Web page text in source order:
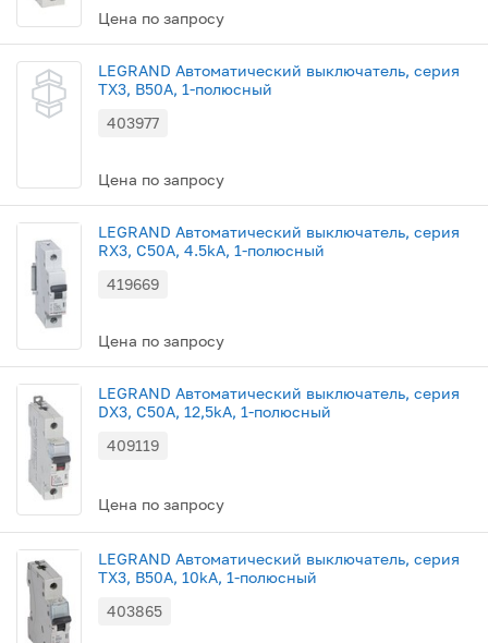
Цена по запросу
LEGRAND Автоматический выключатель, серия
TX3, B50A, 1-полюсный
403977
Цена по запросу
LEGRAND Автоматический выключатель, серия
RX3, С50A, 4.5kA, 1-полюсный
419669
Цена по запросу
LEGRAND Автоматический выключатель, серия
DX3, С50A, 12,5kA, 1-полюсный
409119
Цена по запросу
LEGRAND Автоматический выключатель, серия
TX3, В50A, 10kA, 1-полюсный
403865